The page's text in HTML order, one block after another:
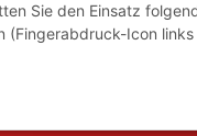
Sie den Einsatz
(Fingerabdruck-Icon
zur